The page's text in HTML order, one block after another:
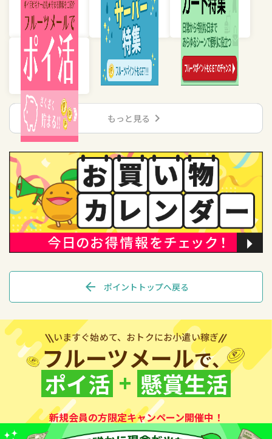
もっと見る chevron_right
arrow_back ポイントトップへ戻る
いますぐ始めて、おトクにお小遣い稼ぎ
フルーツメールで、
ポイ活 + 懸賞生活
新規会員の方限定キャンペーン開催中！